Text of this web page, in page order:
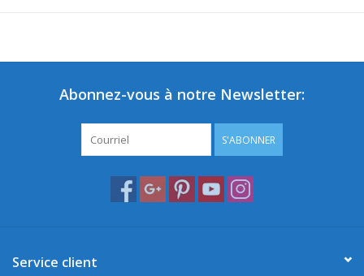
Abonnez-vous à notre Newsletter:
S'ABONNER
Service client